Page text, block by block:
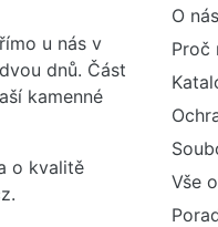
u nás v
dnů. Část
kamenné
o kvalitě
O nás
Proč
Vše